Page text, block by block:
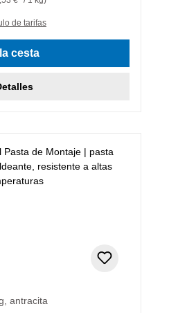
de tarifas
cesta
antracita